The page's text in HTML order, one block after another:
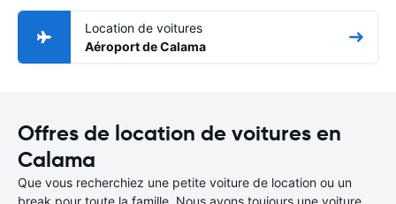
Location de voitures
Aéroport de Calama
Offres de location de voitures en
Calama
Que vous recherchiez une petite voiture de location ou un
break pour toute la famille. Nous avons toujours une voiture